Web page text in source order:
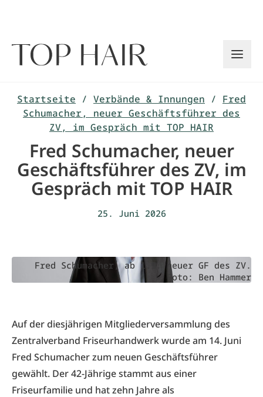
Startseite / Verbände & Innungen / Fred
Schumacher, neuer Geschäftsführer des
ZV, im Gespräch mit TOP HAIR
Fred Schumacher, neuer
Geschäftsführer des ZV, im
Gespräch mit TOP HAIR
25. Juni 2026
Fred Schumacher, ab 1.9. neuer GF des ZV.
Foto: Ben Hammer
Auf der diesjährigen Mitgliederversammlung des
Zentralverband Friseurhandwerk wurde am 14. Juni
Fred Schumacher zum neuen Geschäftsführer
gewählt. Der 42-Jährige stammt aus einer
Friseurfamilie und hat zehn Jahre als